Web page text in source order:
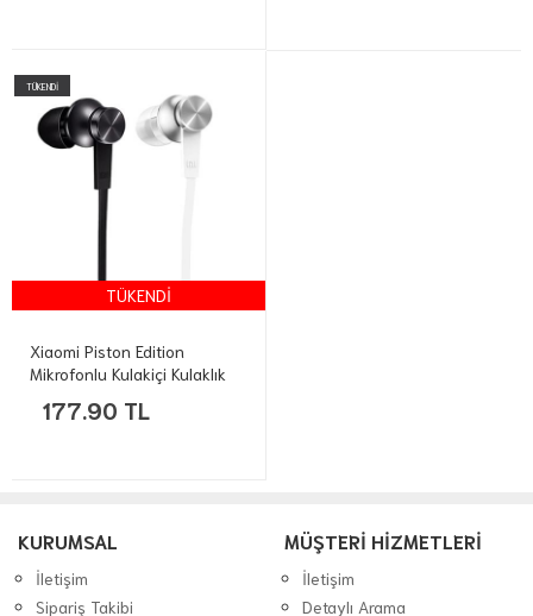
TÜKENDİ
TÜKENDİ
Xiaomi Piston Edition
Mikrofonlu Kulakiçi Kulaklık
177.90 TL
KURUMSAL
İletişim
Sipariş Takibi
MÜŞTERİ HİZMETLERİ
İletişim
Detaylı Arama